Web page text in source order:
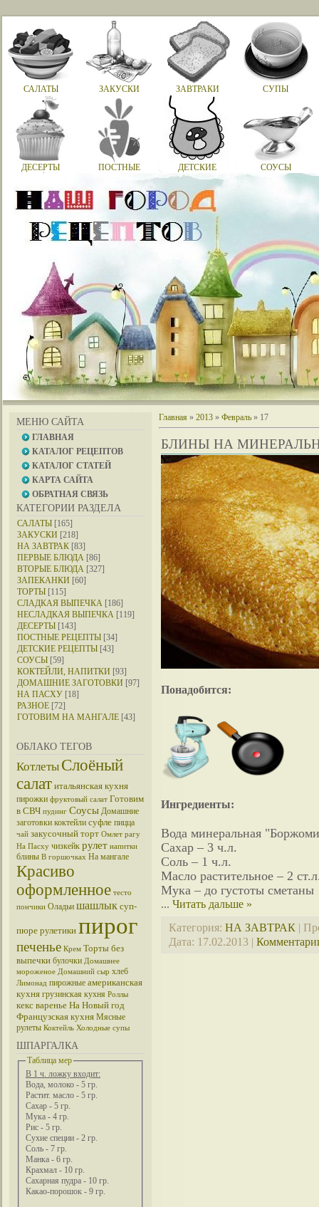
САЛАТЫ ЗАКУСКИ ЗАВТРАКИ СУПЫ
ДЕСЕРТЫ ПОСТНЫЕ ДЕТСКИЕ СОУСЫ
МЕНЮ САЙТА
ГЛАВНАЯ
КАТАЛОГ РЕЦЕПТОВ
КАТАЛОГ СТАТЕЙ
КАРТА САЙТА
ОБРАТНАЯ СВЯЗЬ
КАТЕГОРИИ РАЗДЕЛА
САЛАТЫ [165]
ЗАКУСКИ [218]
НА ЗАВТРАК [83]
ПЕРВЫЕ БЛЮДА [86]
ВТОРЫЕ БЛЮДА [327]
ЗАПЕКАНКИ [60]
ТОРТЫ [115]
СЛАДКАЯ ВЫПЕЧКА [186]
НЕСЛАДКАЯ ВЫПЕЧКА [119]
ДЕСЕРТЫ [143]
ПОСТНЫЕ РЕЦЕПТЫ [34]
ДЕТСКИЕ РЕЦЕПТЫ [43]
СОУСЫ [59]
КОКТЕЙЛИ, НАПИТКИ [93]
ДОМАШНИЕ ЗАГОТОВКИ [97]
НА ПАСХУ [18]
РАЗНОЕ [72]
ГОТОВИМ НА МАНГАЛЕ [43]
ОБЛАКО ТЕГОВ
Котлеты Слоёный
салат итальянская кухня
пирожки фруктовый салат Готовим
в СВЧ пудинг Соусы Домашние
заготовки коктейли суфле пицца
чай закусочный торт Омлет рагу
На Пасху чизкейк рулет напитки
блины В горшочках На мангале
Красиво
оформленное тесто
пончики Оладьи шашлык суп-
пюре рулетики пирог
печенье Крем Торты без
выпечки булочки Домашнее
мороженое Домашний сыр хлеб
Лимонад пирожные американская
кухня грузинская кухня Роллы
кекс варенье На Новый год
Французская кухня Мясные
рулеты Коктейль Холодные супы
ШПАРГАЛКА
Таблица мер
В 1 ч. ложку входит:
Вода, молоко - 5 гр.
Растит. масло - 5 гр.
Сахар - 5 гр.
Мука - 4 гр.
Рис - 5 гр.
Сухие специи - 2 гр.
Соль - 7 гр.
Манка - 6 гр.
Крахмал - 10 гр.
Сахарная пудра - 10 гр.
Какао-порошок - 9 гр.
Главная » 2013 » Февраль » 17
БЛИНЫ НА
Понадобится:
Ингредиенты:
Вода минеральная
Сахар – 3 ч.л.
Соль – 1 ч.л.
Масло растительное – 2
Мука – до густоты сметаны
... Читать дальше »
Категория: НА ЗАВТРАК |
Дата: 17.02.2013 |